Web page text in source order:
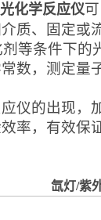
化学反应仪
质、固定或
等条件下
数，测定量
仪的出现，
率，有效保
氙灯/紫